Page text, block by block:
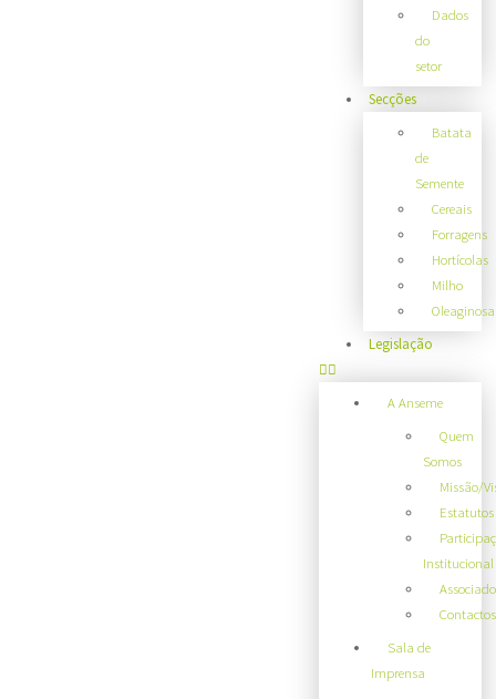
Dados
do
setor
Secções
Batata
de
Semente
Cereais
Forragens
Hortícolas
Milho
Legislação
A Anseme
Quem
Somos
Missão/
Estatutos
Institucional
Contactos
Sala de
Imprensa